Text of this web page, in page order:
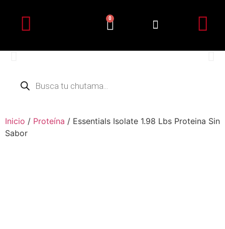
0
Inicio / Proteína / Essentials Isolate 1.98 Lbs Proteina Sin
Sabor